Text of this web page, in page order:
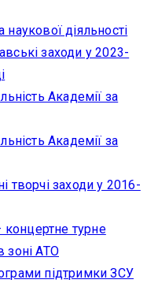
діяльності
заходи у 2023-
Академії за
Академії за
творчі заходи у 2016-
концертне турне
зоні АТО
підтримки ЗСУ